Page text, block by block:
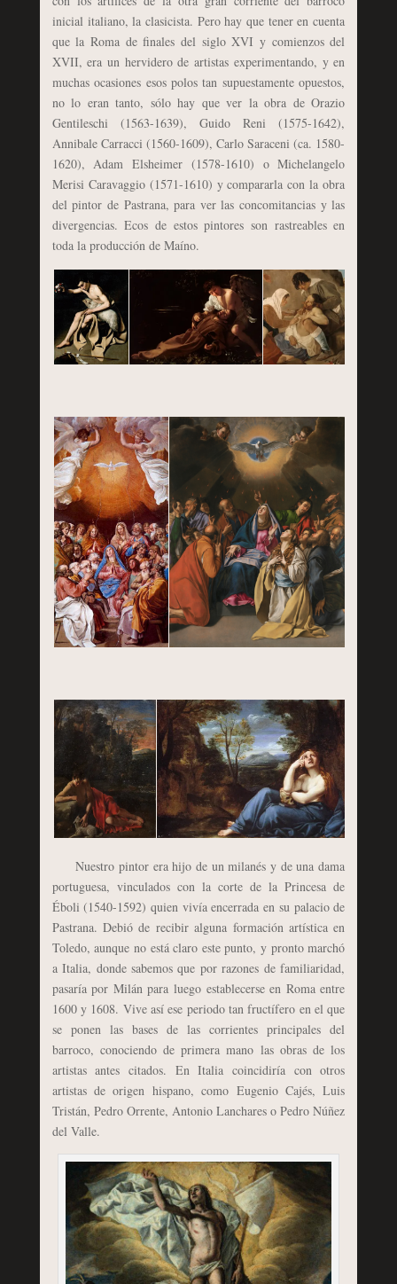
inicial italiano, la clasicista. Pero hay que tener en cuenta
que la Roma de finales del siglo XVI y comienzos del
XVII, era un hervidero de artistas experimentando, y en
muchas ocasiones esos polos tan supuestamente opuestos,
no lo eran tanto, sólo hay que ver la obra de Orazio
Gentileschi (1563-1639), Guido Reni (1575-1642),
Annibale Carracci (1560-1609), Carlo Saraceni (ca. 1580-
1620), Adam Elsheimer (1578-1610) o Michelangelo
Merisi Caravaggio (1571-1610) y compararla con la obra
del pintor de Pastrana, para ver las concomitancias y las
divergencias. Ecos de estos pintores son rastreables en
toda la producción de Maíno.
Nuestro pintor era hijo de un milanés y de una dama
portuguesa, vinculados con la corte de la Princesa de
Éboli (1540-1592) quien vivía encerrada en su palacio de
Pastrana. Debió de recibir alguna formación artística en
Toledo, aunque no está claro este punto, y pronto marchó
a Italia, donde sabemos que por razones de familiaridad,
pasaría por Milán para luego establecerse en Roma entre
1600 y 1608. Vive así ese periodo tan fructífero en el que
se ponen las bases de las corrientes principales del
barroco, conociendo de primera mano las obras de los
artistas antes citados. En Italia coincidiría con otros
artistas de origen hispano, como Eugenio Cajés, Luis
Tristán, Pedro Orrente, Antonio Lanchares o Pedro Núñez
del Valle.